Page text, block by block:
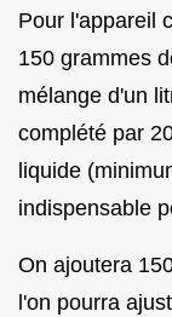
Pour l'appareil
150 grammes
mélange d'un
complété par
liquide
indispensable
On ajoutera
l'on pourra